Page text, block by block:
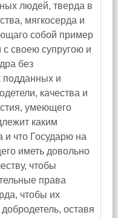
людей, тверда в
мягкосерда и
собой пример
своею супругою и
без
подданных и
качества и
умеющего
каким
и что Государю на
иметь довольно
чтобы
права
чтобы их
оставя